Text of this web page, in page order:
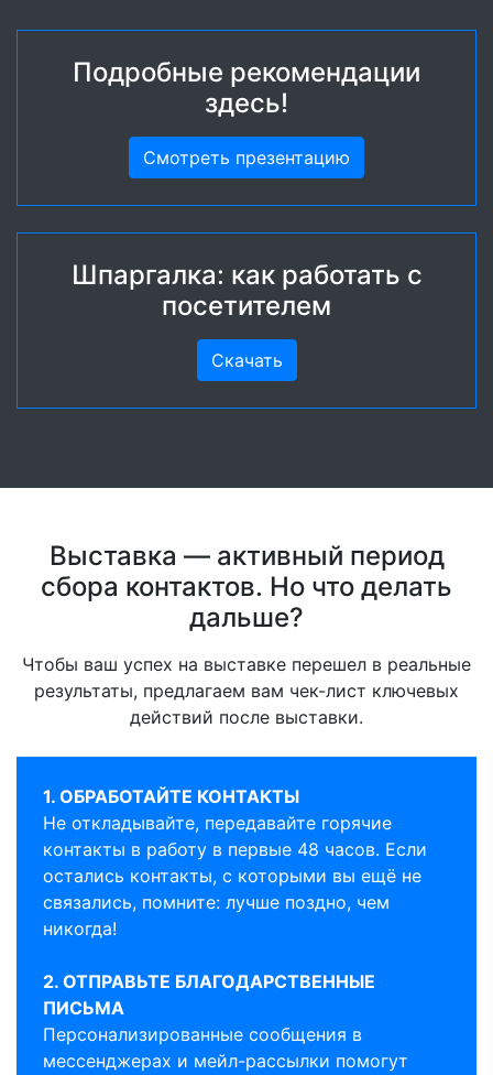
Подробные рекомендации
здесь!
Смотреть презентацию
Шпаргалка: как работать с
посетителем
Скачать
Выставка — активный период
сбора контактов. Но что делать
дальше?
Чтобы ваш успех на выставке перешел в реальные
результаты, предлагаем вам чек-лист ключевых
действий после выставки.
1. ОБРАБОТАЙТЕ КОНТАКТЫ
Не откладывайте, передавайте горячие
контакты в работу в первые 48 часов. Если
остались контакты, с которыми вы ещё не
связались, помните: лучше поздно, чем
никогда!
2. ОТПРАВЬТЕ БЛАГОДАРСТВЕННЫЕ
ПИСЬМА
Персонализированные сообщения в
мессенджерах и мейл-рассылки помогут